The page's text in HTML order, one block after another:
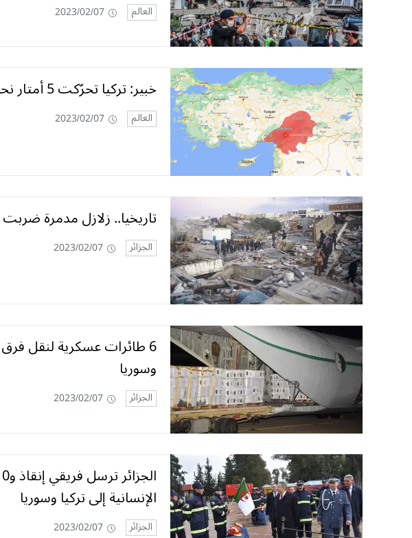
العالم 2023/02/07
خبير: تركيا تحرّكت 5 أمتار نحو الغرب بسبب الزلزال
العالم 2023/02/07
تاريخيا.. زلازل مدمرة ضربت
الجزائر 2023/02/07
6 طائرات عسكرية لنقل
وسوريا
الجزائر 2023/02/07
الإنسانية إلى تركيا وسوريا
الجزائر 2023/02/07